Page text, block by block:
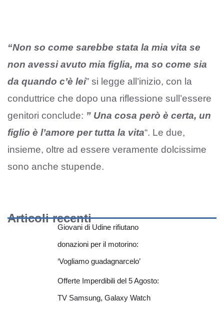
“Non so come sarebbe stata la mia vita se
non avessi avuto mia figlia, ma so come sia
da quando c’è lei” si legge all’inizio, con la
conduttrice che dopo una riflessione sull’essere
genitori conclude: ” Una cosa però è certa, un
figlio è l’amore per tutta la vita“. Le due,
insieme, oltre ad essere veramente dolcissime
sono anche stupende.
Articoli recenti
Giovani di Udine rifiutano
donazioni per il motorino:
‘Vogliamo guadagnarcelo’
Offerte Imperdibili del 5 Agosto:
TV Samsung, Galaxy Watch